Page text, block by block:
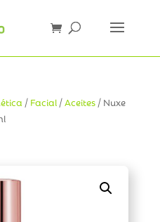
/ Facial/Aceites/ Nuxe